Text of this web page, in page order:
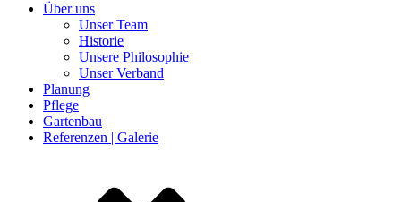
Über uns
Unser Team
Historie
Unsere Philosophie
Unser Verband
Planung
Pflege
Gartenbau
Referenzen | Galerie